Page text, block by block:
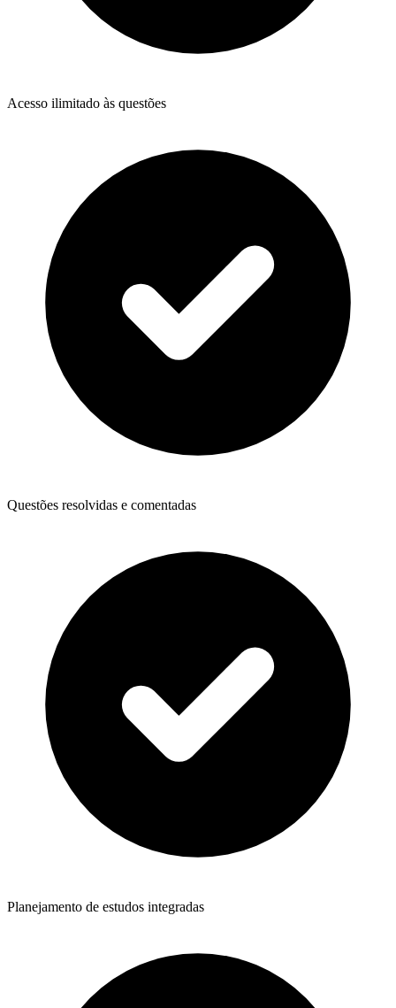
Acesso ilimitado às questões
Questões resolvidas e comentadas
Planejamento de estudos integradas